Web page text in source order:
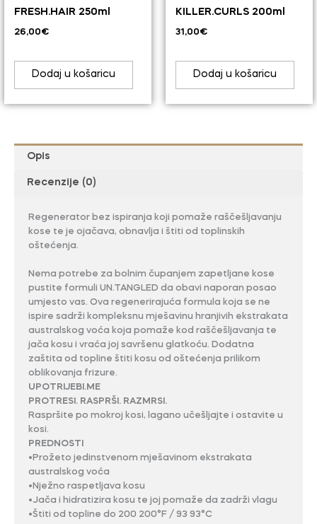
Opis
Recenzije (0)
Regenerator bez ispiranja koji pomaže raščešljavanju
kose te je ojačava, obnavlja i štiti od toplinskih
oštećenja.
Nema potrebe za bolnim čupanjem zapetljane kose
pustite formuli UN.TANGLED da obavi naporan posao
umjesto vas. Ova regenerirajuća formula koja se ne
ispire sadrži kompleksnu mješavinu hranjivih ekstrakata
australskog voća koja pomaže kod raščešljavanja te
jača kosu i vraća joj savršenu glatkoću. Dodatna
zaštita od topline štiti kosu od oštećenja prilikom
oblikovanja frizure.
UPOTRIJEBI.ME
PROTRESI. RASPRŠI. RAZMRSI.
Raspršite po mokroj kosi, lagano učešljajte i ostavite u
kosi.
PREDNOSTI
•Prožeto jedinstvenom mješavinom ekstrakata
australskog voća
•Nježno raspetljava kosu
•Jača i hidratizira kosu te joj pomaže da zadrži vlagu
•Štiti od topline do 200 200°F / 93 93°C
FRESH.HAIR 250ml
26,00€
Dodaj u košaricu
KILLER.CURLS 200ml
31,00€
Dodaj u košaricu